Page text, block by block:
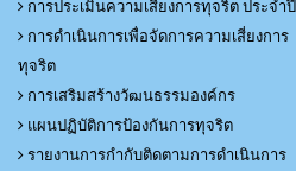
การประเมินความเสี่ยงการทุจริต ประจำปี
การดำเนินการเพื่อจัดการความเสี่ยงการ
ทุจริต
การเสริมสร้างวัฒนธรรมองค์กร
แผนปฏิบัติการป้องกันการทุจริต
รายงานการกำกับติดตามการดำเนินการ